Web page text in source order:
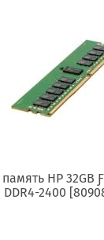
HP 32GB
DDR4-2400